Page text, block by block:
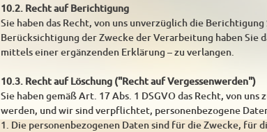
10.2. Recht auf Berichtigung
Sie haben das Recht, von uns unverzüglich die
Berücksichtigung der Zwecke der Verarbeitung haben Sie
mittels einer ergänzenden Erklärung – zu verlangen.
10.3. Recht auf Löschung ("Recht auf Vergessenwerden")
Sie haben gemäß Art. 17 Abs. 1 DSGVO das Recht, von
werden, und wir sind verpflichtet, personenbezogene
1. Die personenbezogenen Daten sind für die Zwecke,